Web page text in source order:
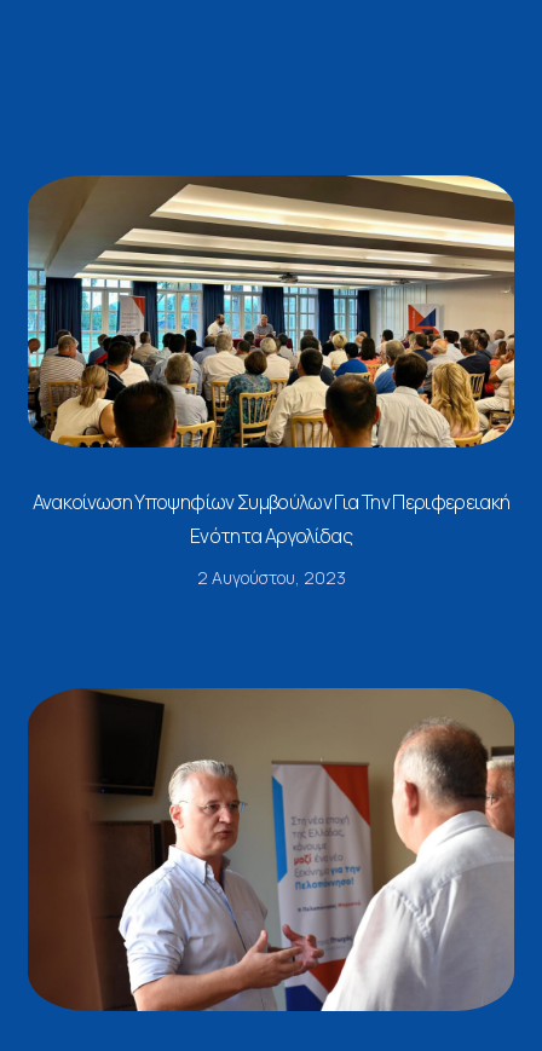
Ανακοίνωση Υποψηφίων Συμβούλων Για Την Περιφερειακή
Ενότητα Αργολίδας
2 Αυγούστου, 2023